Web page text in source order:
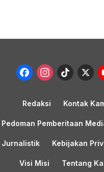
Redaksi Kontak
Pedoman Pemberitaan
Jurnalistik Kebijakan
Visi Misi Tentang